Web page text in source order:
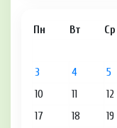
Пн Вт Ср
3
4 5
10
11 12
17
18 19